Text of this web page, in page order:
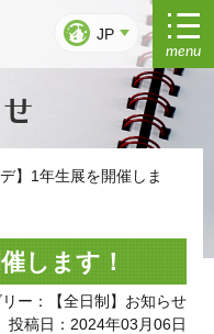
JP
menu
デ】1年生展を開催しま
します！
ー：【全日制】お知らせ
投稿日：2024年03月06日